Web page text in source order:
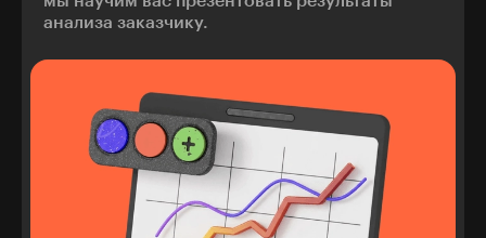
анализа заказчику.